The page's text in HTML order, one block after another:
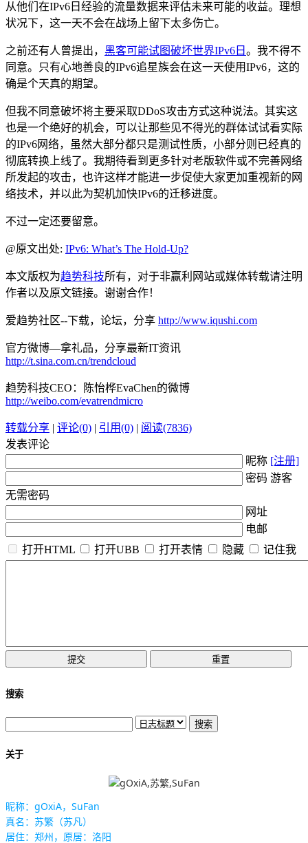
从他们在IPv6日经验的流量数据来评估未来可能的收益。理想
状况下，这一天不会在战场上留下太多伤亡。
之前还有人曾提出， 黑客可能试图破坏世界IPv6日 。我不得不
同意。只有心地善良的IPv6追星族会在这一天使用IPv6，这的
确是个天真的期望。
但我不同意破坏将主要采取DDoS攻击方式这种说法。其实这
也是一个绝好的机会，可以让那些见不得光的群体试试看实际
的IPv6网络，虽然大部分都只是测试性质，小部分则已经真的
彻底转换上线了。我期待看到更多针对老版软件或不完善网络
所发起的攻击，也许这样才能进一步促使大家更加重视新的网
络技术，并以此为契机加快IPv6的迁移进度。
不过一定还要留意。
@原文出处: IPv6: What’s The Hold-Up?
本文版权为趋势科技所有，对于非赢利网站或媒体转载请注明
作者以及原文链接。谢谢合作！
爱趋势社区--下载，论坛，分享 http://www.iqushi.com
官方微博—拿礼品，分享最新IT资讯
http://t.sina.com.cn/trendcloud
趋势科技CEO：陈怡桦EvaChen的微博
http://weibo.com/evatrendmicro
转载分享 | 评论(0) | 引用(0) | 阅读(7836)
发表评论
昵称 [注册]
密码 游客
无需密码
网址
电邮
打开HTML
打开UBB 打开表情 隐藏 记住我
搜索
关于
昵称：gOxiA，SuFan
真名：苏繁（苏凡）
居住：郑州，原居：洛阳